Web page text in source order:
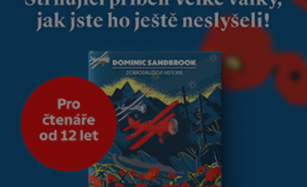
že jsou těla dávných lidí
nesmírně dobře zachovalá,
přičítají odborníci zdejším
klimatickým podmínkám.
Sucho, prosolené písky a
extrémně